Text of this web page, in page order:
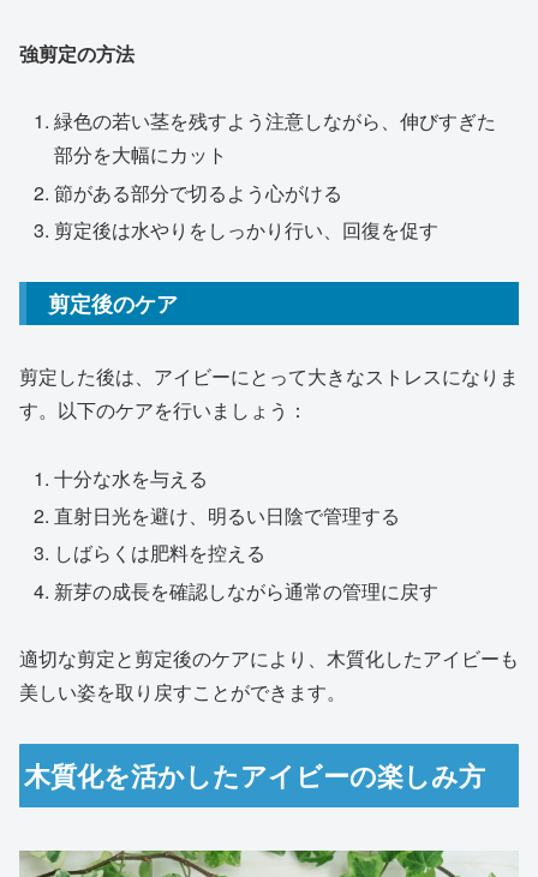
強剪定の方法
緑色の若い茎を残すよう注意しながら、伸びすぎた
部分を大幅にカット
節がある部分で切るよう心がける
剪定後は水やりをしっかり行い、回復を促す
剪定後のケア
剪定した後は、アイビーにとって大きなストレスになりま
す。以下のケアを行いましょう：
十分な水を与える
直射日光を避け、明るい日陰で管理する
しばらくは肥料を控える
新芽の成長を確認しながら通常の管理に戻す
適切な剪定と剪定後のケアにより、木質化したアイビーも
美しい姿を取り戻すことができます。
木質化を活かしたアイビーの楽しみ方